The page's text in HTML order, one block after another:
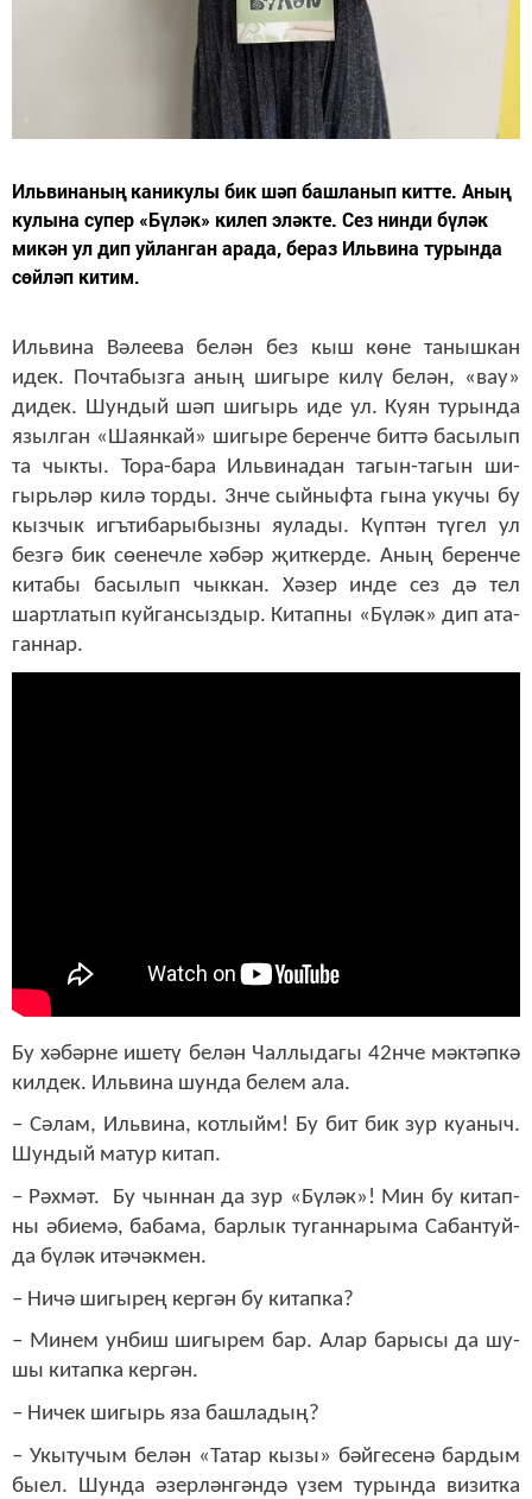
Иль­ви­на­ның ка­ни­ку­лы бик шәп баш­ла­нып кит­те. Аның
ку­лы­на су­пер «Бү­ләк» ки­леп эләк­те. Сез нин­ди бү­ләк
ми­кән ул дип уй­лан­ган ара­да, бе­раз Иль­ви­на ту­рын­да
сөй­ләп ки­тим.
Иль­ви­на Вә­ле­е­ва бе­лән без кыш кө­не та­ныш­кан
идек. Поч­та­быз­га аның ши­гы­ре ки­лү бе­лән, «вау»
ди­дек. Шун­дый шәп ши­гырь иде ул. Ку­ян ту­рын­да
языл­ган «Ша­ян­кай» ши­гы­ре бе­рен­че бит­тә ба­сы­лып
та чык­ты. То­ра-ба­ра Иль­ви­на­дан та­гын-та­гын ши­
гырь­ләр ки­лә тор­ды. 3нче сый­ныф­та гы­на уку­чы бу
кыз­чык игъ­ти­ба­ры­быз­ны яу­ла­ды. Күп­тән тү­гел ул
без­гә бик сө­е­неч­ле хә­бәр җит­кер­де. Аның бе­рен­че
ки­та­бы ба­сы­лып чык­кан. Хә­зер ин­де сез дә тел
шарт­ла­тып куй­ган­сыз­дыр. Ки­тап­ны «Бү­ләк» дип ата­
ган­нар.
Бу хә­бәр­не ише­тү бе­лән Чал­лы­да­гы 42нче мәк­тәп­кә
кил­дек. Иль­ви­на шун­да бе­лем ала.
– Сә­лам, Иль­ви­на, кот­лыйм! Бу бит бик зур ку­а­ныч.
Шун­дый ма­тур ки­тап.
– Рәх­мәт. Бу чын­нан да зур «Бү­ләк»! Мин бу ки­тап­
ны әби­е­мә, ба­ба­ма, бар­лык ту­ган­на­ры­ма Са­бан­туй­
да бү­ләк итә­чәк­мен.
– Ни­чә ши­гы­рең кер­гән бу ки­тап­ка?
– Ми­нем ун­биш ши­гы­рем бар. Алар ба­ры­сы да шу­
шы ки­тап­ка кер­гән.
– Ни­чек ши­гырь яза баш­ла­дың?
– Укы­ту­чым бе­лән «Та­тар кы­зы» бәй­ге­се­нә бар­дым
бы­ел. Шун­да әзер­лән­гән­дә үзем ту­рын­да ви­зит­ка